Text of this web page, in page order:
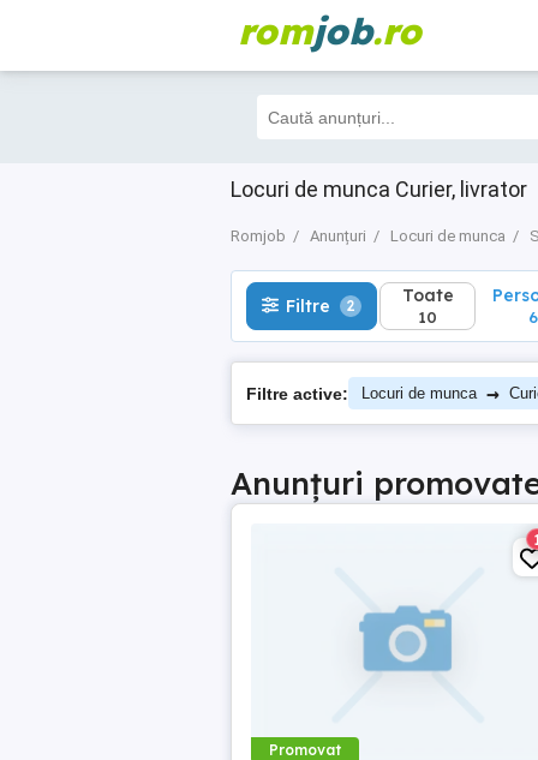
romjob.ro
Locuri de munca Curier, livrator
Romjob Anunțuri Locuri de munca
Filtre 2 Toate
10
Filtre 2 Toate
10 6
Filtre active: Locuri de munca →
Anunțuri
Promovat